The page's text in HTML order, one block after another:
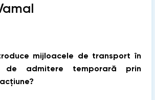
mijloacele de transport în
de admitere temporară prin